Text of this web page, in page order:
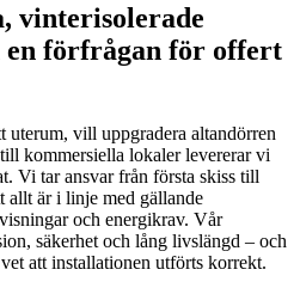
vinterisolerade
förfrågan för offert
uterum, vill uppgradera altandörren
kommersiella lokaler levererar vi
Vi tar ansvar från första skiss till
allt är i linje med gällande
och energikrav. Vår
säkerhet och lång livslängd – och
att installationen utförts korrekt.